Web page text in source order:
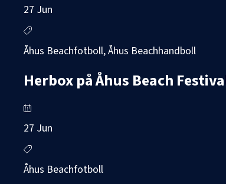
27 Jun
Åhus Beachfotboll, Åhus Beachhandboll
Herbox på Åhus Beach
27 Jun
Åhus Beachfotboll